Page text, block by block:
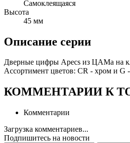
Самоклеящаяся
Высота
45 мм
Описание серии
Дверные цифры Apecs из ЦАМа на
Ассортимент цветов: CR - хром и G -
КОММЕНТАРИИ К
Комментарии
Загрузка комментариев...
Подпишитесь на новости